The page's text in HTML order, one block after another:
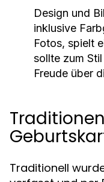
Design und
inklusive
Fotos, spielt
sollte zum
Freude über
Traditionell